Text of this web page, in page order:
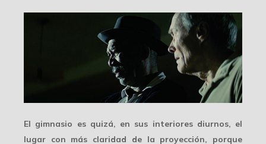
El gimnasio es quizá, en sus interiores diurnos, el
lugar con más claridad de la proyección, porque